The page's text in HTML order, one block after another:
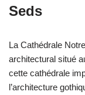
Seds
La Cathédrale
architectural situé
cette cathédrale
l’architecture